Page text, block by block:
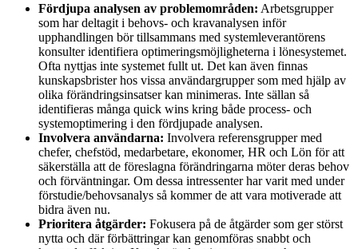
Fördjupa analysen av problemområden: Arbetsgrupper
som har deltagit i behovs- och kravanalysen inför
upphandlingen bör tillsammans med systemleverantörens
konsulter identifiera optimeringsmöjligheterna i lönesystemet.
Ofta nyttjas inte systemet fullt ut. Det kan även finnas
kunskapsbrister hos vissa användargrupper som med hjälp av
olika förändringsinsatser kan minimeras. Inte sällan så
identifieras många quick wins kring både process- och
systemoptimering i den fördjupade analysen.
Involvera användarna: Involvera referensgrupper med
chefer, chefstöd, medarbetare, ekonomer, HR och Lön för att
säkerställa att de föreslagna förändringarna möter deras behov
och förväntningar. Om dessa intressenter har varit med under
förstudie/behovsanalys så kommer de att vara motiverade att
bidra även nu.
Prioritera åtgärder: Fokusera på de åtgärder som ger störst
nytta och där förbättringar kan genomföras snabbt och